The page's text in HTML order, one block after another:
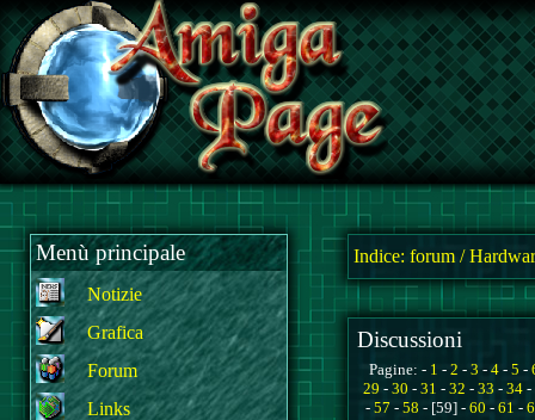
Menù principale
Notizie
Grafica
Forum
Links
Indice: forum /
Discussioni
Pagine: - 1 - 2 - 3 - 4 - 5 -
29 - 30 - 31 - 32 - 33 - 34 -
- 57 - 58 - [59] - 60 - 61 -